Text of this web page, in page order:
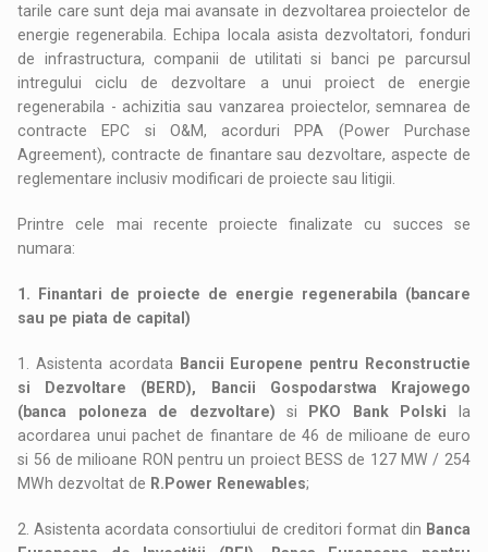
tarile care sunt deja mai avansate in dezvoltarea proiectelor de
energie regenerabila. Echipa locala asista dezvoltatori, fonduri
de infrastructura, companii de utilitati si banci pe parcursul
intregului ciclu de dezvoltare a unui proiect de energie
regenerabila - achizitia sau vanzarea proiectelor, semnarea de
contracte EPC si O&M, acorduri PPA (Power Purchase
Agreement), contracte de finantare sau dezvoltare, aspecte de
reglementare inclusiv modificari de proiecte sau litigii.
Printre cele mai recente proiecte finalizate cu succes se
numara:
1. Finantari de proiecte de energie regenerabila (bancare
sau pe piata de capital)
1. Asistenta acordata
Bancii Europene pentru Reconstructie
si Dezvoltare (BERD), Bancii Gospodarstwa Krajowego
(banca poloneza de dezvoltare) si PKO Bank Polski la
acordarea unui pachet de finantare de 46 de milioane de euro
si 56 de milioane RON pentru un proiect BESS de 127 MW / 254
MWh dezvoltat de R.Power Renewables;
2. Asistenta acordata consortiului de creditori format din Banca